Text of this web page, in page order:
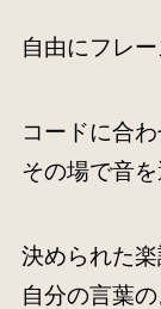
自由にフレー
コードに合わ
その場で音を
決められた楽
自分の言葉の